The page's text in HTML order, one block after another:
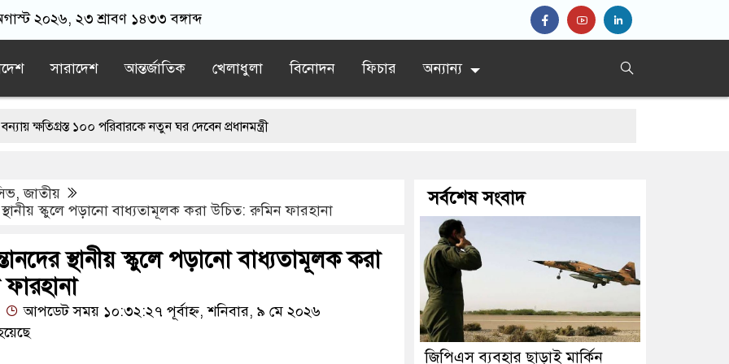
২০২৬, ২৩ শ্রাবণ ১৪৩৩ বঙ্গাব্দ
সারাদেশ আন্তর্জাতিক খেলাধুলা বিনোদন ফিচার অন্যান্য
১০০ পরিবারকে নতুন ঘর দেবেন প্রধানমন্ত্রী
তাই জীবিত অবস্থায় নিজের চল্লিশার আয়োজন করলেন বৃদ্ধ
শেষ হতে পারে: ট্রাম্প
,জাতীয়
স্কুলে পড়ানো বাধ্যতামূলক করা উচিত: রুমিন ফারহানা
স্থানীয় স্কুলে পড়ানো বাধ্যতামূলক করা
আপডেট সময় ১০:৩২:২৭ পূর্বাহ্ন, শনিবার, ৯ মে ২০২৬
সর্বশেষ সংবাদ
জিপিএস ব্যবহার ছাড়াই মার্কিন